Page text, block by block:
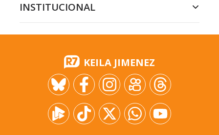
INSTITUCIONAL
KEILA JIMENEZ